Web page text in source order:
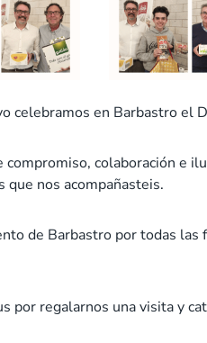
celebramos en Barbastro el
compromiso, colaboración e
que nos acompañasteis.
de Barbastro por todas
por regalarnos una visita y